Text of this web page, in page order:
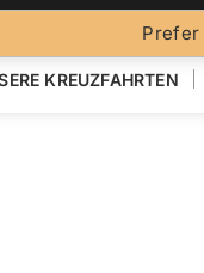
Prefer
KREUZFAHRTEN